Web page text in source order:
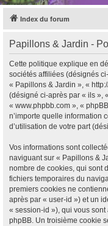
Index du forum
Papillons & Jardin -
Cette politique explique en
sociétés affiliées (désignés
« Papillons & Jardin », «
(désigné ci-après par « ils »,
« www.phpbb.com », «
n’importe quelle information
d’utilisation de votre part
Vos informations sont
naviguant sur « Papillons &
nombre de cookies, qui sont
fichiers temporaires du
premiers cookies ne
après par « user-id ») et un
« session-id »), qui vous
phpBB. Un troisième cookie